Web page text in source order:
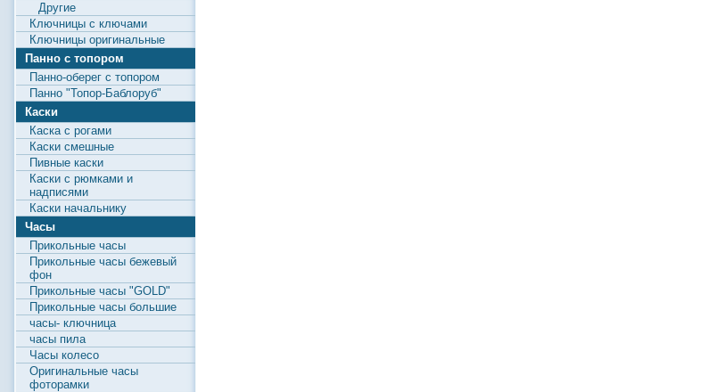
Другие
Ключницы с ключами
Ключницы оригинальные
Панно с топором
Панно-оберег с топором
Панно "Топор-Баблоруб"
Каски
Каска с рогами
Каски смешные
Пивные каски
Каски с рюмками и
надписями
Каски начальнику
Часы
Прикольные часы
Прикольные часы бежевый
фон
Прикольные часы "GOLD"
Прикольные часы большие
часы- ключница
часы пила
Часы колесо
Оригинальные часы
фоторамки